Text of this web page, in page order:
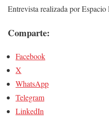
Entrevista realizada por
Comparte:
Facebook
X
WhatsApp
Telegram
LinkedIn